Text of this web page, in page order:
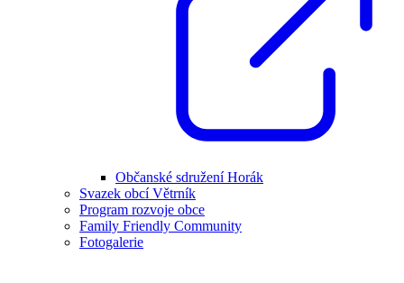
Občanské sdružení Horák
Svazek obcí Větrník
Program rozvoje obce
Family Friendly Community
Fotogalerie